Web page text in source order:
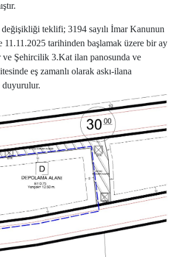
teklifi; 3194 sayılı İmar Kanunun
11.11.2025 tarihinden başlamak üzere bir ay
Şehircilik 3.Kat ilan panosunda ve
eş zamanlı olarak askı-ilana
duyurulur.